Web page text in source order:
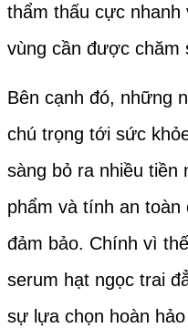
thẩm thấu cực
vùng cần được chăm
Bên cạnh đó, những
chú trọng tới sức
sàng bỏ ra nhiều tiền
phẩm và tính an
đảm bảo. Chính vì
serum hạt ngọc trai
sự lựa chọn hoàn